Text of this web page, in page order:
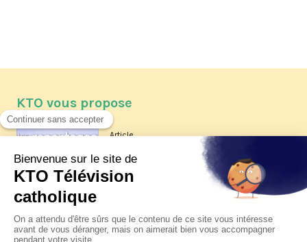
KTO vous propose
Article
Les reportages d'été 2026 de KTO
La visite pastorale du pape Léon
XIV à Assise à suivre sur KTO le
jeudi 6 août